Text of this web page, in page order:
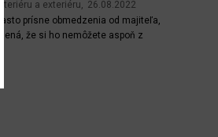
a exteriéru
26.08.2022
prísne obmedzenia od majiteľa,
že si ho nemôžete aspoň z
svojom. Prostredie, v ktorom žijete
to, ako sa cítite. Poďte sa